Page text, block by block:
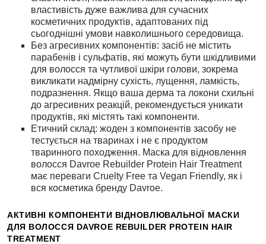
властивість дуже важлива для сучасних
косметичних продуктів, адаптованих під
сьогоднішні умови навколишнього середовища.
Без агресивних компонентів: засіб не містить
парабенів і сульфатів, які можуть бути шкідливими
для волосся та чутливої шкіри голови, зокрема
викликати надмірну сухість, лущення, ламкість,
подразнення. Якщо ваша дерма та локони схильні
до агресивних реакцій, рекомендується уникати
продуктів, які містять такі компоненти.
Етичний склад: жоден з компонентів засобу не
тестується на тваринах і не є продуктом
тваринного походження. Маска для відновлення
волосся Davroe Rebuilder Protein Hair Treatment
має переваги Cruelty Free та Vegan Friendly, як і
вся косметика бренду Davroe.
АКТИВНІ КОМПОНЕНТИ ВІДНОВЛЮВАЛЬНОЇ МАСКИ
ДЛЯ ВОЛОССЯ DAVROE REBUILDER PROTEIN HAIR
TREATMENT